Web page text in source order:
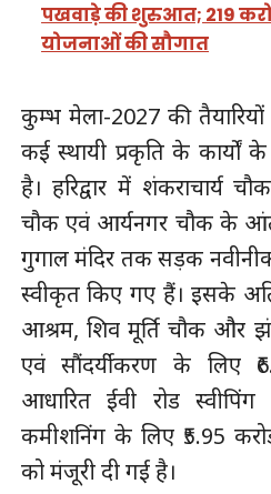
पखवाड़े की शुरुआत; 219
योजनाओं की सौगात
कुम्भ मेला-2027 की
कई स्थायी प्रकृति के कार्यों
है। हरिद्वार में शंकराचार्य
चौक एवं आर्यनगर चौक के
गुगाल मंदिर तक सड़क
स्वीकृत किए गए हैं। इसके
आश्रम, शिव मूर्ति चौक और
एवं सौंदर्यीकरण के लिए
आधारित ईवी रोड
कमीशनिंग के लिए ₹5.95
को मंजूरी दी गई है।